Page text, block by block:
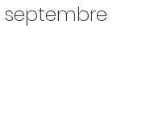
septembre